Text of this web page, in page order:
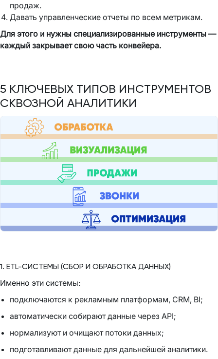
продаж.
Давать управленческие отчеты по всем метрикам.
Для этого и нужны специализированные инструменты —
каждый закрывает свою часть конвейера.
5 КЛЮЧЕВЫХ ТИПОВ ИНСТРУМЕНТОВ
СКВОЗНОЙ АНАЛИТИКИ
1. ETL-СИСТЕМЫ (СБОР И ОБРАБОТКА ДАННЫХ)
Именно эти системы:
подключаются к рекламным платформам, CRM, BI;
автоматически собирают данные через API;
нормализуют и очищают потоки данных;
подготавливают данные для дальнейшей аналитики.